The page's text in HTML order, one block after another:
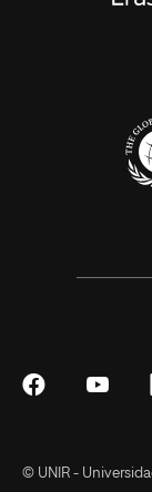
Síguenos
© UNIR -